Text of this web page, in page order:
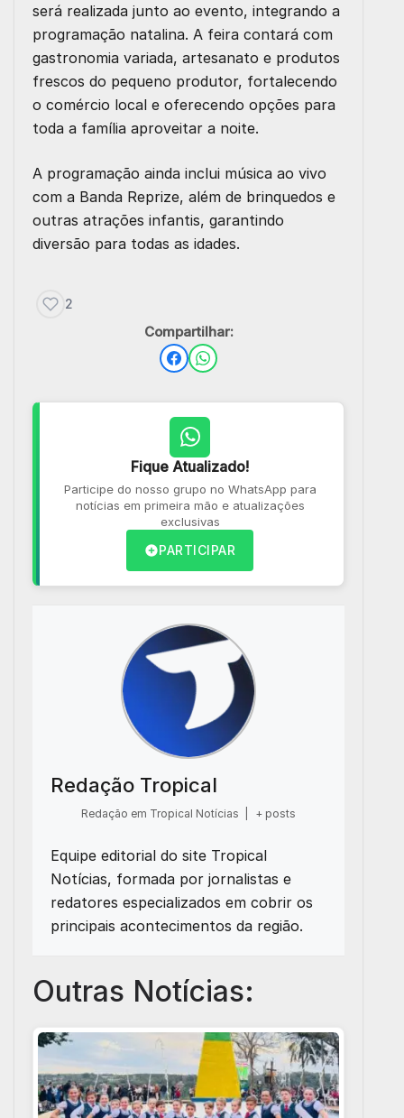
será realizada junto ao evento, integrando a
programação natalina. A feira contará com
gastronomia variada, artesanato e produtos
frescos do pequeno produtor, fortalecendo
o comércio local e oferecendo opções para
toda a família aproveitar a noite.
A programação ainda inclui música ao vivo
com a Banda Reprize, além de brinquedos e
outras atrações infantis, garantindo
diversão para todas as idades.
2
Compartilhar:
Fique Atualizado!
Participe do nosso grupo no WhatsApp para
notícias em primeira mão e atualizações
exclusivas
PARTICIPAR
Redação Tropical
Redação em Tropical Notícias + posts
Equipe editorial do site Tropical
Notícias, formada por jornalistas e
redatores especializados em cobrir os
principais acontecimentos da região.
Outras Notícias: